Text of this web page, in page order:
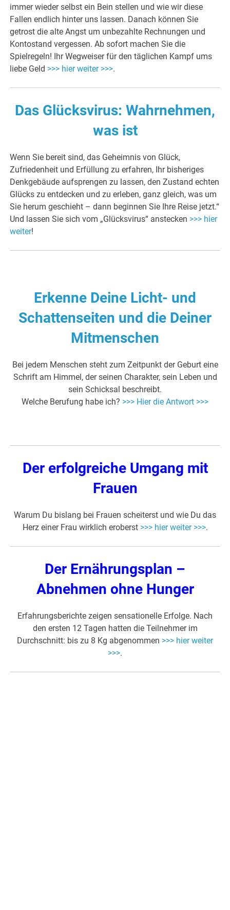
immer wieder selbst ein Bein stellen und wie wir diese
Fallen endlich hinter uns lassen. Danach können Sie
getrost die alte Angst um unbezahlte Rechnungen und
Kontostand vergessen. Ab sofort machen Sie die
Spielregeln! Ihr Wegweiser für den täglichen Kampf ums
liebe Geld >>> hier weiter >>>.
Das Glücksvirus: Wahrnehmen,
was ist
Wenn Sie bereit sind, das Geheimnis von Glück,
Zufriedenheit und Erfüllung zu erfahren, Ihr bisheriges
Denkgebäude aufsprengen zu lassen, den Zustand echten
Glücks zu entdecken und zu erleben, ganz gleich, was um
Sie herum geschieht – dann beginnen Sie Ihre Reise jetzt.“
Und lassen Sie sich vom „Glücksvirus“ anstecken >>> hier
weiter!
Erkenne Deine Licht- und
Schattenseiten und die Deiner
Mitmenschen
Bei jedem Menschen steht zum Zeitpunkt der Geburt eine
Schrift am Himmel, der seinen Charakter, sein Leben und
sein Schicksal beschreibt.
Welche Berufung habe ich? >>> Hier die Antwort >>>
Der erfolgreiche Umgang mit
Frauen
Warum Du bislang bei Frauen scheiterst und wie Du das
Herz einer Frau wirklich eroberst >>> hier weiter >>>.
Der Ernährungsplan –
Abnehmen ohne Hunger
Erfahrungsberichte zeigen sensationelle Erfolge. Nach
den ersten 12 Tagen hatten die Teilnehmer im
Durchschnitt: bis zu 8 Kg abgenommen >>> hier weiter
>>>.